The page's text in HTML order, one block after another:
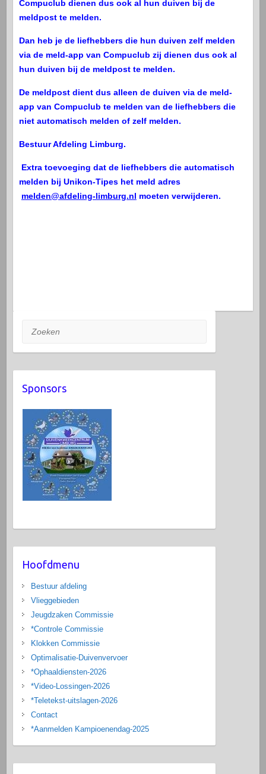
Compuclub dienen dus ook al hun duiven bij de
meldpost te melden.
Dan heb je de liefhebbers die hun duiven zelf melden
via de meld-app van Compuclub zij dienen dus ook al
hun duiven bij de meldpost te melden.
De meldpost dient dus alleen de duiven via de meld-
app van Compuclub te melden van de liefhebbers die
niet automatisch melden of zelf melden.
Bestuur Afdeling Limburg.
Extra toevoeging dat de liefhebbers die automatisch
melden bij Unikon-Tipes het meld adres
melden@afdeling-limburg.nl moeten verwijderen.
Zoeken
Sponsors
Hoofdmenu
Bestuur afdeling
Vlieggebieden
Jeugdzaken Commissie
*Controle Commissie
Klokken Commissie
Optimalisatie-Duivenvervoer
*Ophaaldiensten-2026
*Video-Lossingen-2026
*Teletekst-uitslagen-2026
Contact
*Aanmelden Kampioenendag-2025